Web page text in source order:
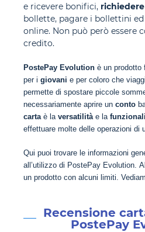
e ricevere bonifici, richiedere
bollette, pagare i bollettini
online. Non può però essere
credito.
PostePay Evolution è un prodotto
per i giovani e per coloro che
permette di spostare piccole
necessariamente aprire un conto
carta è la versatilità e la
effettuare molte delle operazioni di
Qui puoi trovare le informazioni
all’utilizzo di PostePay Evolution.
un prodotto con alcuni limiti.
Recensione
PostePay